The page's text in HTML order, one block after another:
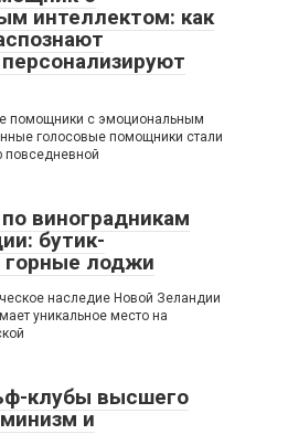
интеллектом: как
помощники с эмоциональным
голосовые помощники стали
повседневной
виноградникам
бутик-
горные лоджи
наследие Новой Зеландии
уникальное место на
клубы высшего
и